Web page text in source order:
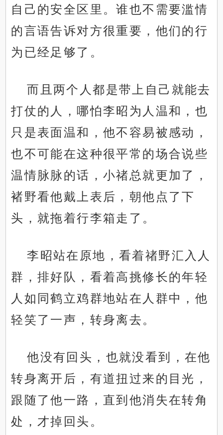
自己的安全区里。谁也不需要滥情
的言语告诉对方很重要，他们的行
为已经足够了。
而且两个人都是带上自己就能去
打仗的人，哪怕李昭为人温和，也
只是表面温和，他不容易被感动，
也不可能在这种很平常的场合说些
温情脉脉的话，小禇总就更加了，
褚野看他戴上表后，朝他点了下
头，就拖着行李箱走了。
李昭站在原地，看着禇野汇入人
群，排好队，看着高挑修长的年轻
人如同鹤立鸡群地站在人群中，他
轻笑了一声，转身离去。
他没有回头，也就没看到，在他
转身离开后，有道扭过来的目光，
跟随了他一路，直到他消失在转角
处，才掉回头。